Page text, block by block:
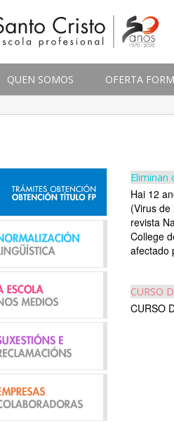
QUEN SOMOS OFERTA
Eliminan
Hai 12
(Virus
revista
College
afectado
CURSO
CURSO